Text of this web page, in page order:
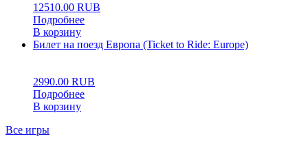
12510.00 RUB
Подробнее
В корзину
Билет на поезд Европа (Ticket to Ride: Europe)
2990.00 RUB
Подробнее
В корзину
Все игры